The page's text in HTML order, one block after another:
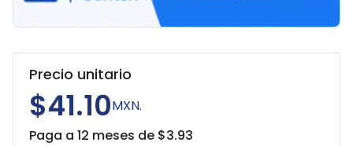
Precio unitario
$41.10MXN.
Paga a 12 meses de $3.93